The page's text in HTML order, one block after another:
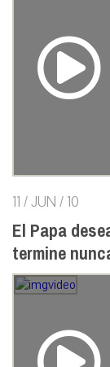
11 / JUN / 10
El Papa
termine